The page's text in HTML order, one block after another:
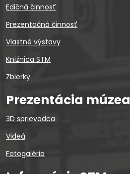
Edičná činnosť
Prezentačná činnosť
Vlastné výstavy
Knižnica STM
Zbierky
Prezentácia múzea
3D sprievodca
Videá
Fotogaléria